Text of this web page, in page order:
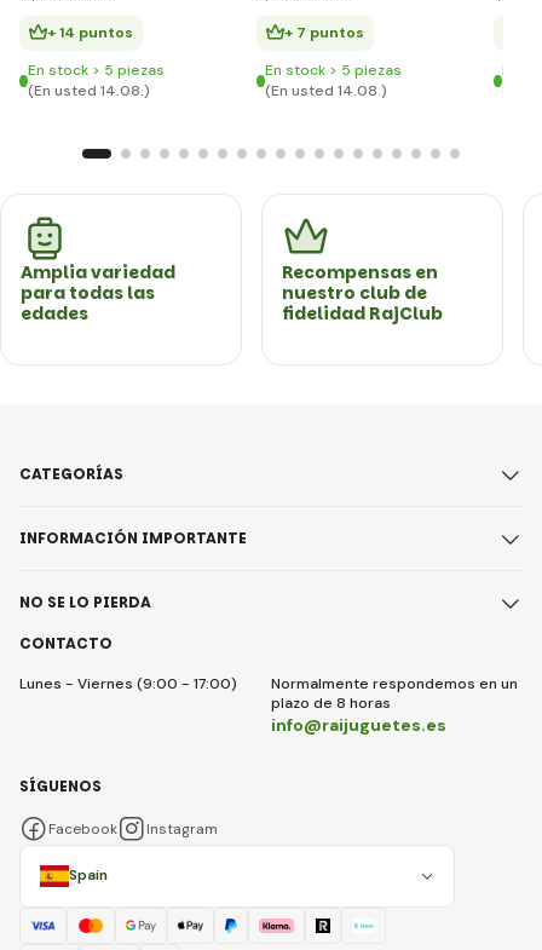
+ 14 puntos
En stock > 5 piezas
(En usted 14.08.)
+ 7 puntos
En stock > 5 piezas
(En usted 14.08.)
En
(En
Amplia variedad
para todas las
edades
Recompensas en
nuestro club de
fidelidad RajClub
CONTACTO
Lunes - Viernes (9:00 - 17:00)
Normalmente respondemos en un
plazo de 8 horas
info@raijuguetes.es
CATEGORÍAS
INFORMACIÓN IMPORTANTE
NO SE LO PIERDA
Spain
SÍGUENOS
Facebook Instagram